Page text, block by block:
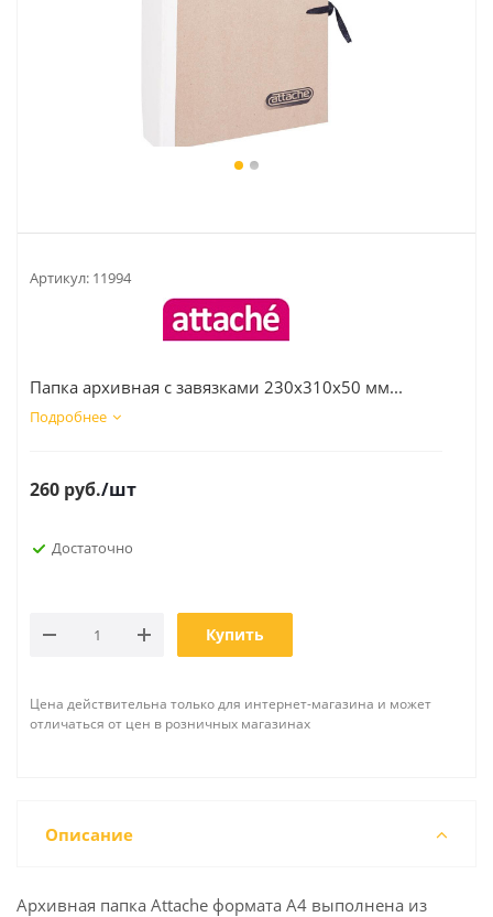
Артикул: 11994
Папка архивная с завязками 230x310x50 мм...
Подробнее
260 руб./шт
Достаточно
Купить
Цена действительна только для интернет-магазина и может
отличаться от цен в розничных магазинах
Описание
Архивная папка Attache формата А4 выполнена из